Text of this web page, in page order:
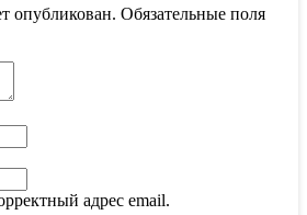
опубликован. Обязательные поля
адрес email.